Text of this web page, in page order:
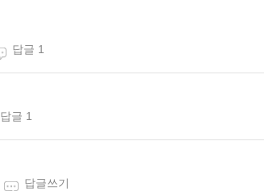
답글 1
답글 1
답글쓰기